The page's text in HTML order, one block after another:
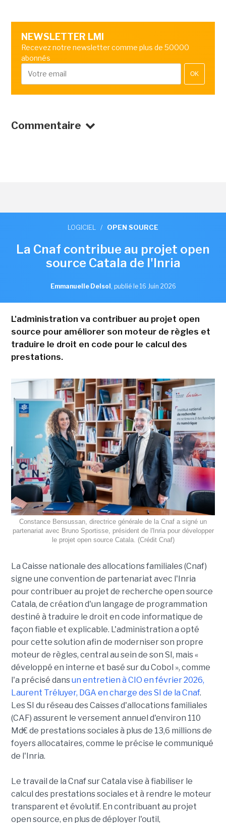
NEWSLETTER LMI
Recevez notre newsletter comme plus de 50000
abonnés
OK
Commentaire
LOGICIEL / OPEN SOURCE
La Cnaf contribue au projet open
source Catala de l'Inria
Emmanuelle Delsol , publié le 16 Juin 2026
L'administration va contribuer au projet open
source pour améliorer son moteur de règles et
traduire le droit en code pour le calcul des
prestations.
Constance Bensussan, directrice générale de la Cnaf a signé un
partenariat avec Bruno Sportisse, président de l'Inria pour développer
le projet open source Catala. (Crédit Cnaf)
La Caisse nationale des allocations familiales (Cnaf)
signe une convention de partenariat avec l'Inria
pour contribuer au projet de recherche open source
Catala, de création d'un langage de programmation
destiné à traduire le droit en code informatique de
façon fiable et explicable. L'administration a opté
pour cette solution afin de moderniser son propre
moteur de règles, central au sein de son SI, mais «
développé en interne et basé sur du Cobol », comme
l'a précisé dansun entretien à CIO en février 2026,
Laurent Tréluyer, DGA en charge des SI de la Cnaf.
Les SI du réseau des Caisses d'allocations familiales
(CAF) assurent le versement annuel d'environ 110
Md€ de prestations sociales à plus de 13,6 millions de
foyers allocataires, comme le précise le communiqué
de l'Inria.
Le travail de la Cnaf sur Catala vise à fiabiliser le
calcul des prestations sociales et à rendre le moteur
transparent et évolutif. En contribuant au projet
open source, en plus de déployer l'outil,